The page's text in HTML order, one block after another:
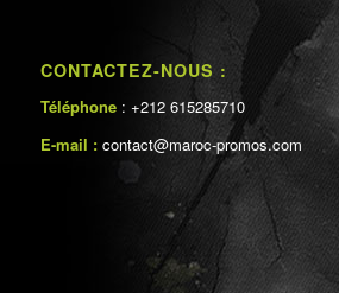
CONTACTEZ-NOUS :
Téléphone : +212 615285710
E-mail : contact@maroc-promos.com